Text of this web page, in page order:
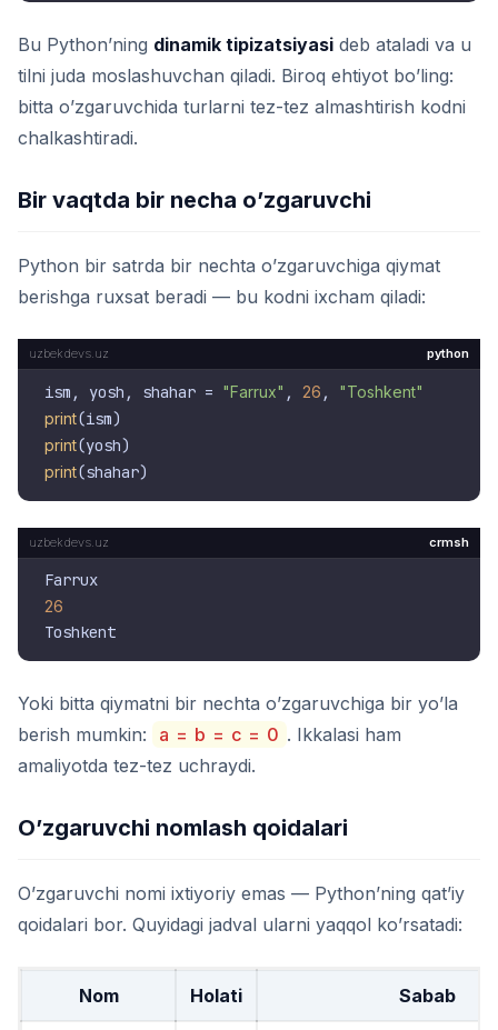
Bu Python’ning dinamik tipizatsiyasi deb ataladi va u
tilni juda moslashuvchan qiladi. Biroq ehtiyot bo’ling:
bitta o’zgaruvchida turlarni tez-tez almashtirish kodni
chalkashtiradi.
Bir vaqtda bir necha o’zgaruvchi
Python bir satrda bir nechta o’zgaruvchiga qiymat
berishga ruxsat beradi — bu kodni ixcham qiladi:
python
ism, yosh, shahar = "Farrux" , 26 , "Toshkent"
print
print
print
crmsh
26
Yoki bitta qiymatni bir nechta o’zgaruvchiga bir yo’la
berish mumkin:
a = b = c = 0 . Ikkalasi ham
amaliyotda tez-tez uchraydi.
O’zgaruvchi nomlash qoidalari
O’zgaruvchi nomi ixtiyoriy emas — Python’ning qat’iy
qoidalari bor. Quyidagi jadval ularni yaqqol ko’rsatadi:
Nom Holati Sabab